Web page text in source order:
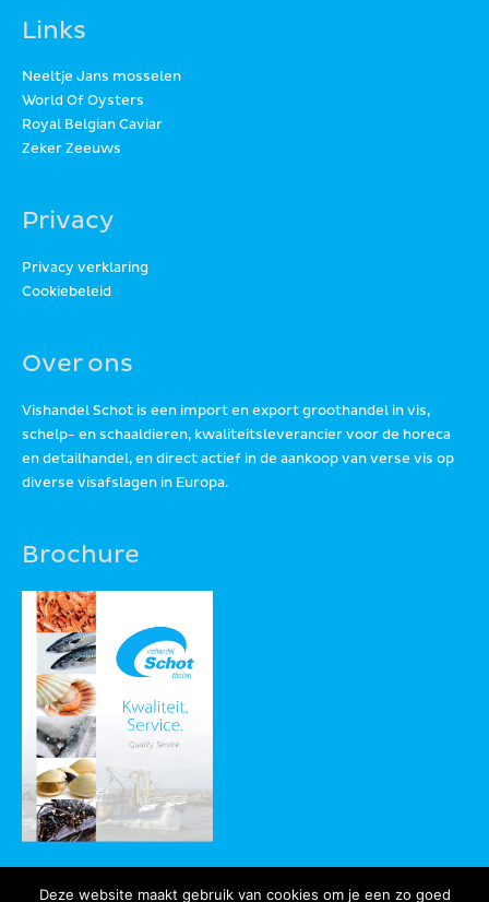
Links
Neeltje Jans mosselen
World Of Oysters
Royal Belgian Caviar
Zeker Zeeuws
Privacy
Privacy verklaring
Cookiebeleid
Over ons
Vishandel Schot is een import en export groothandel in vis,
schelp- en schaaldieren, kwaliteitsleverancier voor de horeca
en detailhandel, en direct actief in de aankoop van verse vis op
diverse visafslagen in Europa.
Brochure
Deze website maakt gebruik van cookies om je een zo goed